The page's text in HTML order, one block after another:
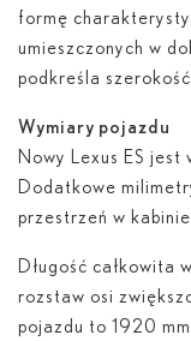
formę
umieszczonych w
podkreśla
Wymiary pojazdu
Nowy Lexus ES
Dodatkowe
przestrzeń w
Długość całkowita
rozstaw osi
pojazdu to 1920